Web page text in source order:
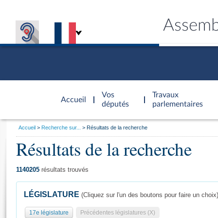
Accueil
d'accueil
Vos
députés
Travaux
parlementaires
Général
Vous
Accueil Recherche sur... Résultats de la recherche
Résultats de la recherche
1140205 résultats trouvés
LÉGISLATURE (Cliquez sur l'un des boutons pour faire un choix)
17e législature Précédentes législatures (X)